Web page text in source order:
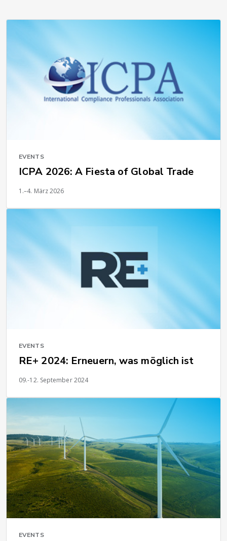
EVENTS
ICPA 2026: A Fiesta of Global Trade
1.–4. März 2026
EVENTS
RE+ 2024: Erneuern, was möglich ist
09.-12. September 2024
EVENTS